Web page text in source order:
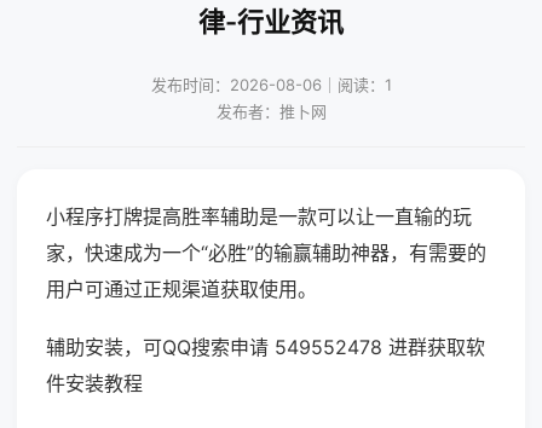
律-行业资讯
发布时间：2026-08-06｜阅读：1
发布者：推卜网
小程序打牌提高胜率辅助是一款可以让一直输的玩
家，快速成为一个“必胜”的输赢辅助神器，有需要的
用户可通过正规渠道获取使用。
辅助安装，可QQ搜索申请 549552478 进群获取软
件安装教程